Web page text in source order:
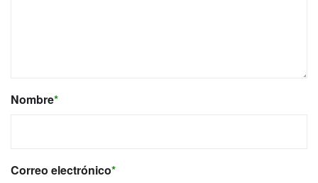
Nombre*
Correo electrónico*